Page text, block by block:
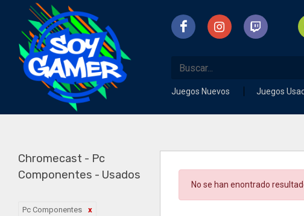
Juegos Nuevos Juegos
Chromecast - Pc
Componentes - Usados
Pc Componentes
No se han enontrado